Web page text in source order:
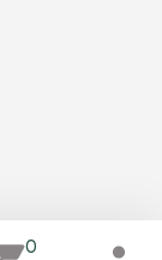
0